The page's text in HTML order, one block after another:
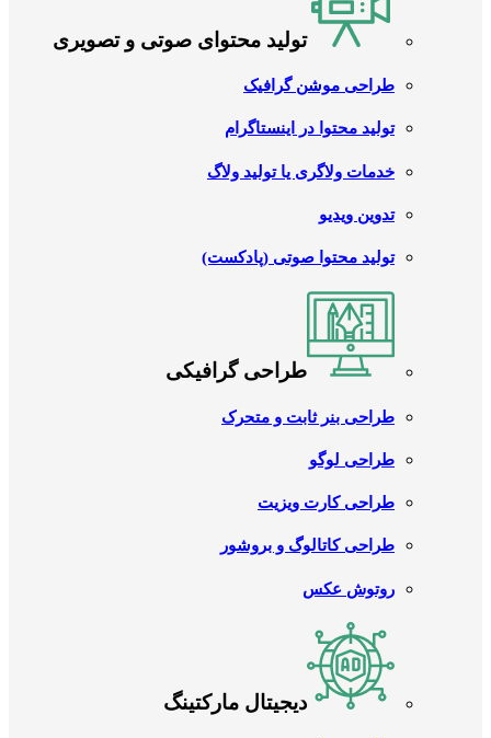
تولید محتوای صوتی و تصویری
طراحی موشن گرافیک
تولید محتوا در اینستاگرام
خدمات ولاگری یا تولید ولاگ
تدوین ویدیو
تولید محتوا صوتی (پادکست)
طراحی گرافیکی
طراحی بنر ثابت و متحرک
طراحی لوگو
طراحی کارت ویزیت
طراحی کاتالوگ و بروشور
روتوش عکس
دیجیتال مارکتینگ